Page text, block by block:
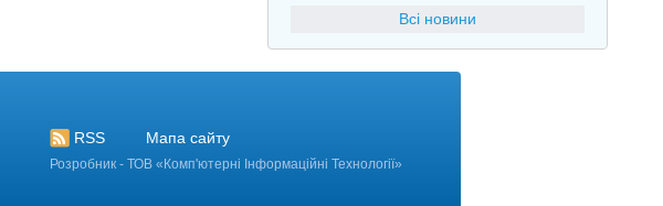
Всі новини
RSS Мапа сайту
Розробник - ТОВ « Комп'ютерні Інформаційні Технології»